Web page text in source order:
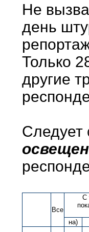
Не
день
Только
другие
Следует
Все
С
на)